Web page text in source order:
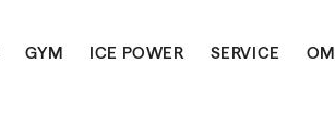
GYM ICE POWER SERVICE